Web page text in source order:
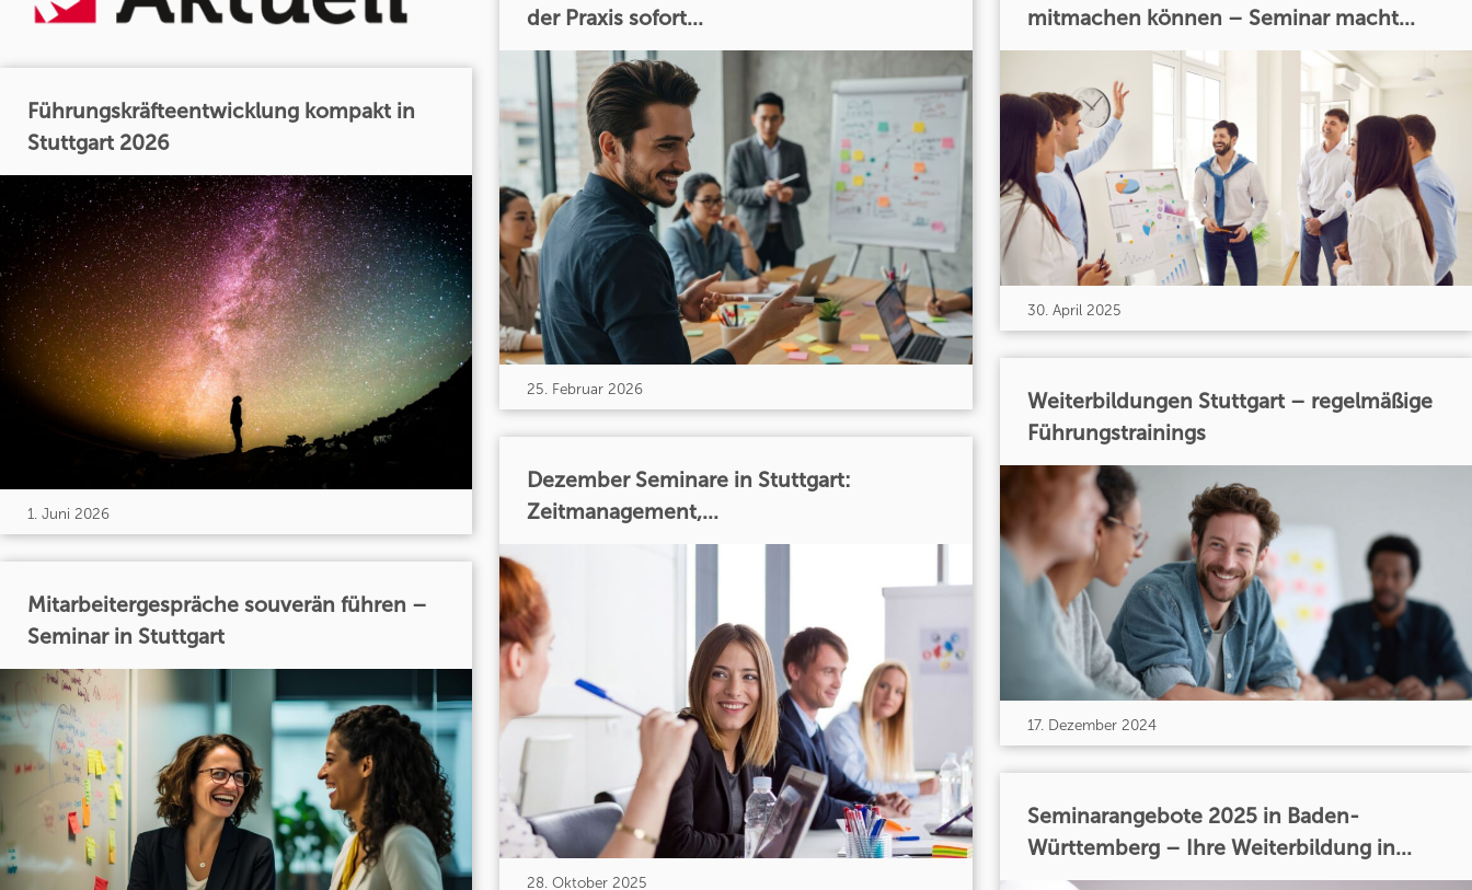
Führungskräfteentwicklung kompakt in
Stuttgart 2026
1. Juni 2026
Mitarbeitergespräche souverän führen –
Seminar in Stuttgart
der Praxis sofort...
25. Februar 2026
Dezember Seminare in Stuttgart:
Zeitmanagement,...
28. Oktober 2025
mitmachen können – Seminar macht...
30. April 2025
Weiterbildungen Stuttgart – regelmäßige
Führungstrainings
17. Dezember 2024
Seminarangebote 2025 in Baden-
Württemberg – Ihre Weiterbildung in...